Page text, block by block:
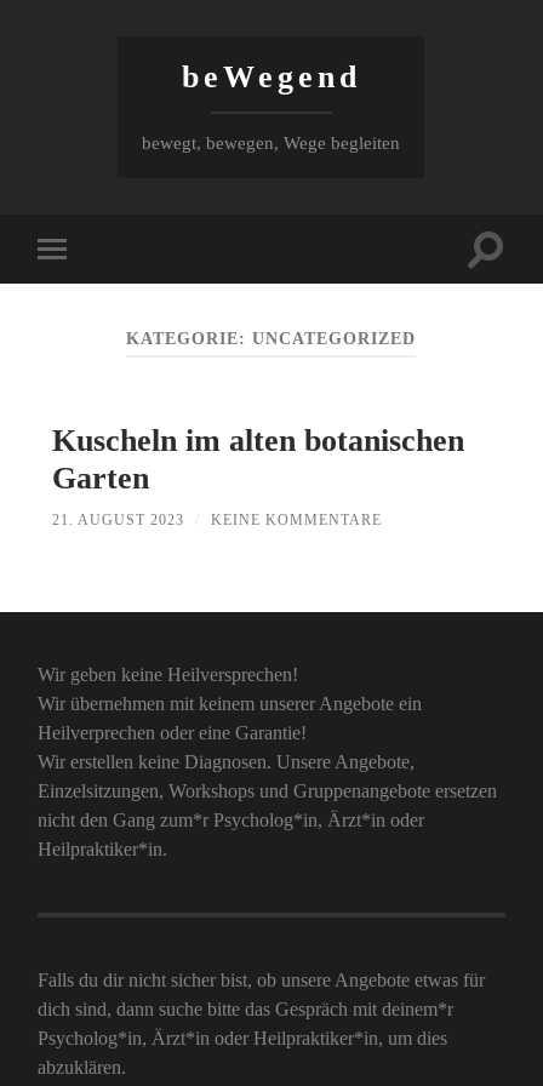
beWegend
bewegt, bewegen, Wege begleiten
Menü
KATEGORIE:UNCATEGORIZED
Kuscheln im alten botanischen
Garten
21. AUGUST 2023 KEINE KOMMENTARE
Wir geben keine Heilversprechen!
Wir übernehmen mit keinem unserer Angebote ein
Heilverprechen oder eine Garantie!
Wir erstellen keine Diagnosen. Unsere Angebote,
Einzelsitzungen, Workshops und Gruppenangebote ersetzen
nicht den Gang zum*r Psycholog*in, Ärzt*in oder
Heilpraktiker*in.
Falls du dir nicht sicher bist, ob unsere Angebote etwas für
dich sind, dann suche bitte das Gespräch mit deinem*r
Psycholog*in, Ärzt*in oder Heilpraktiker*in, um dies
abzuklären.